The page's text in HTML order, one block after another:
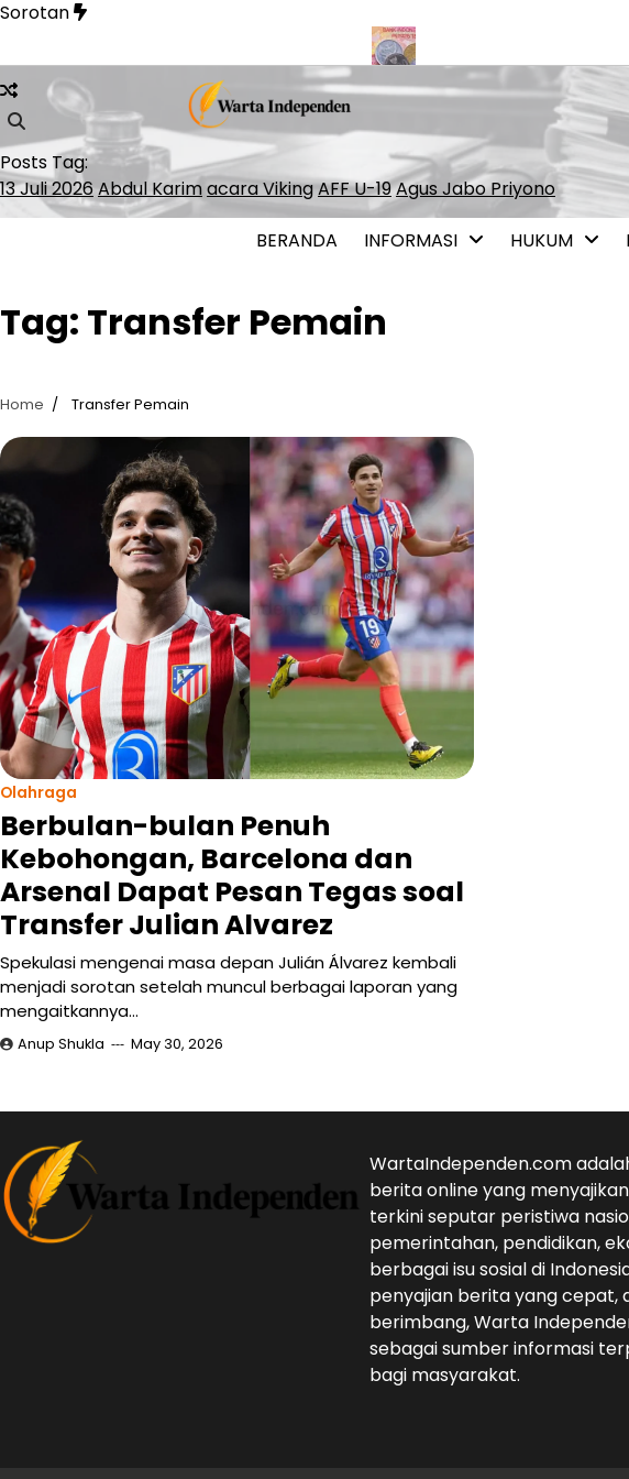
Skip
content
Sorotan
Kereta Cepat Whoosh hingga SurabayaBI Rate Jadi Kunci Menjaga
Posts Tag:
13 Juli 2026Abdul Karimacara VikingAFF U-19Agus Jabo Priyono
BERANDA INFORMASI HUKUM
Tag: Transfer Pemain
Home Transfer Pemain
Olahraga
Berbulan-bulan Penuh
Kebohongan, Barcelona dan
Arsenal Dapat Pesan Tegas soal
Transfer Julian Alvarez
Spekulasi mengenai masa depan Julián Álvarez kembali
menjadi sorotan setelah muncul berbagai laporan yang
mengaitkannya…
Anup Shukla May 30, 2026
WartaIndependen.com
berita online yang
terkini seputar peristiwa
pemerintahan, pendidikan,
berbagai isu sosial di
penyajian berita yang cepat,
berimbang, Warta
sebagai sumber informasi
bagi masyarakat.